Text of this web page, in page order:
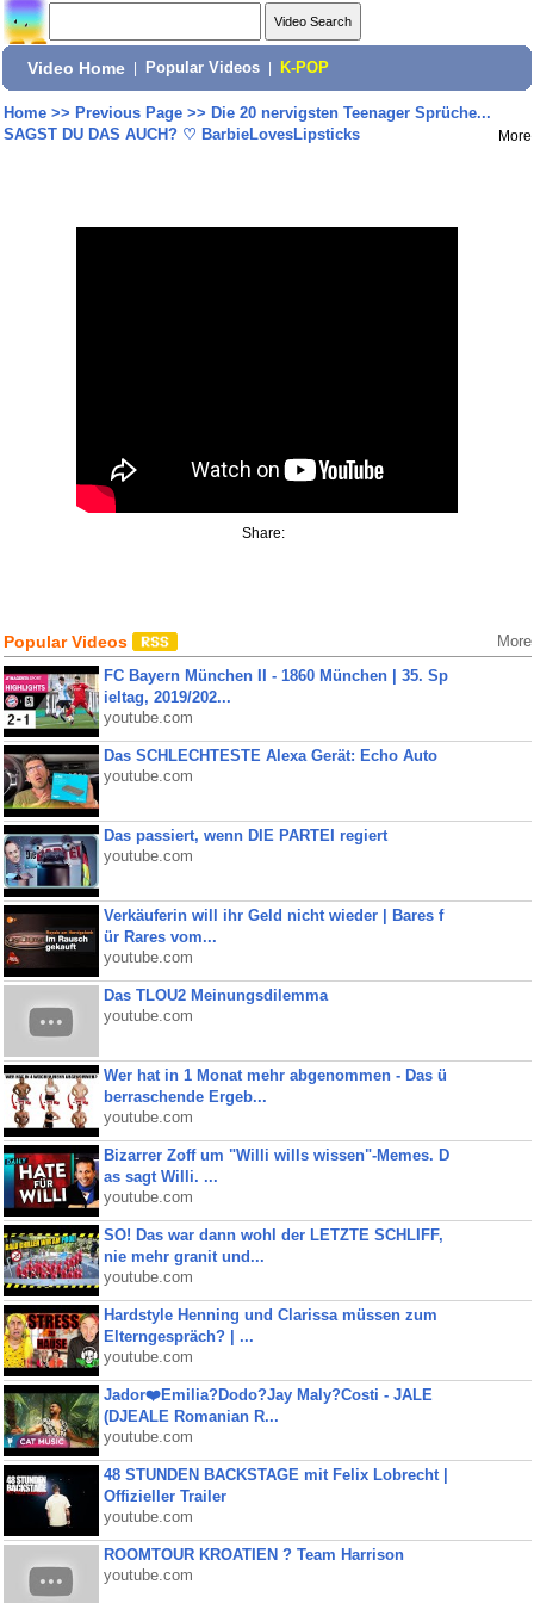
Video Home Popular Videos K-POP
Home>> Previous Page>> Die 20 nervigsten Teenager Sprüche...
SAGST DU DAS AUCH? ♡ BarbieLovesLipsticks
More
Share:
Popular Videos More
FC Bayern München II - 1860 München | 35. Sp
ieltag, 2019/202...
youtube.com
Das SCHLECHTESTE Alexa Gerät: Echo Auto
youtube.com
Das passiert, wenn DIE PARTEI regiert
youtube.com
Verkäuferin will ihr Geld nicht wieder | Bares f
ür Rares vom...
youtube.com
Das TLOU2 Meinungsdilemma
youtube.com
Wer hat in 1 Monat mehr abgenommen - Das ü
berraschende Ergeb...
youtube.com
Bizarrer Zoff um "Willi wills wissen"-Memes. D
as sagt Willi. ...
youtube.com
SO! Das war dann wohl der LETZTE SCHLIFF,
nie mehr granit und...
youtube.com
Hardstyle Henning und Clarissa müssen zum
Elterngespräch? | ...
youtube.com
Jador❤️Emilia?Dodo?Jay Maly?Costi - JALE
(DJEALE Romanian R...
youtube.com
48 STUNDEN BACKSTAGE mit Felix Lobrecht |
Offizieller Trailer
youtube.com
ROOMTOUR KROATIEN ? Team Harrison
youtube.com